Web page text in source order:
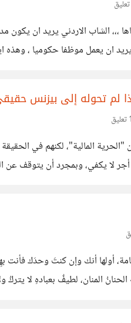
الشاب الاردني يريد ان يكون
ان يعمل موظفا حكوميا ، وهذه
لا يكفي، وبمجرد أن يتوقف عن
مجهودك الفردي. ​هل تتفقون مع هذا
أولها أنك وإن كنتَ وحدَك فأنت
المنان، لطيفٌ بعبادهِ لا